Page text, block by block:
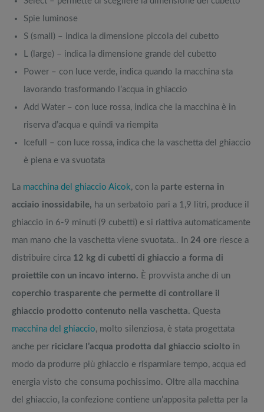
Spie luminose
S (small) – indica la dimensione piccola del cubetto
L (large) – indica la dimensione grande del cubetto
Power – con luce verde, indica quando la macchina sta
lavorando trasformando l’acqua in ghiaccio
Add Water – con luce rossa, indica che la macchina è in
riserva d’acqua e quindi va riempita
Icefull – con luce rossa, indica che la vaschetta del ghiaccio
è piena e va svuotata
La macchina del ghiaccio Aicok, con la parte esterna in
acciaio inossidabile, ha un serbatoio pari a 1,9 litri, produce il
ghiaccio in 6-9 minuti (9 cubetti) e si riattiva automaticamente
man mano che la vaschetta viene svuotata.. In 24 ore riesce a
distribuire circa 12 kg di cubetti di ghiaccio a forma di
proiettile con un incavo interno. È provvista anche di un
coperchio trasparente che permette di controllare il
ghiaccio prodotto contenuto nella vaschetta. Questa
macchina del ghiaccio, molto silenziosa, è stata progettata
anche per riciclare l’acqua prodotta dal ghiaccio sciolto in
modo da produrre più ghiaccio e risparmiare tempo, acqua ed
energia visto che consuma pochissimo. Oltre alla macchina
del ghiaccio, la confezione contiene un’apposita paletta per la